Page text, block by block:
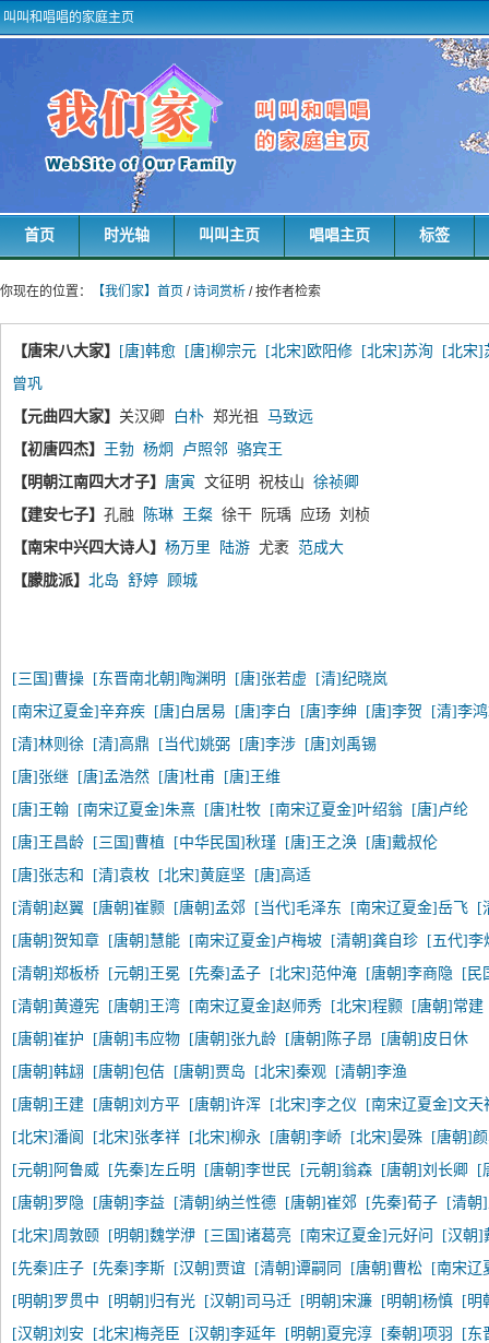
叫叫和唱唱的家庭主页
首页 时光轴 叫叫主页 唱唱主页 标签
你现在的位置： 【我们家】首页 /诗词赏析 / 按作者检索
【唐宋八大家】 [唐]韩愈 [唐]柳宗元 [北宋]欧阳修 [北宋]苏洵
[北宋]
曾巩
【元曲四大家】 关汉卿 白朴 郑光祖 马致远
【初唐四杰】
王勃 杨炯 卢照邻 骆宾王
【明朝江南四大才子】 唐寅 文征明 祝枝山 徐祯卿
【建安七子】 孔融 陈琳 王粲 徐干 阮瑀 应玚 刘桢
【南宋中兴四大诗人】 杨万里 陆游 尤袤 范成大
【朦胧派】 北岛 舒婷 顾城
[三国]曹操 [东晋南北朝]陶渊明 [唐]张若虚
[清]纪晓岚
[南宋辽夏金]辛弃疾
[唐]白居易 [唐]李白 [唐]李绅 [唐]李贺
[清]李
[清]林则徐
[清]高鼎 [当代]姚弼 [唐]李涉
[唐]刘禹锡
[唐]张继
[唐]孟浩然 [唐]杜甫
[唐]王维
[唐]王翰
[南宋辽夏金]朱熹 [唐]杜牧 [南宋辽夏金]叶绍翁
[唐]卢纶
[唐]王昌龄
[三国]曹植 [中华民国]秋瑾 [唐]王之涣
[唐]戴叔伦
[唐]张志和
[清]袁枚 [北宋]黄庭坚
[唐]高适
[清朝]赵翼
[唐朝]崔颢 [唐朝]孟郊 [当代]毛泽东 [南宋辽夏金]岳飞
[
[唐朝]贺知章
[唐朝]慧能 [南宋辽夏金]卢梅坡 [清朝]龚自珍
[五代]李
[清朝]郑板桥
[元朝]王冕 [先秦]孟子 [北宋]范仲淹 [唐朝]李商隐
[民
[清朝]黄遵宪
[唐朝]王湾 [南宋辽夏金]赵师秀 [北宋]程颢
[唐朝]常建
[唐朝]崔护
[唐朝]韦应物 [唐朝]张九龄 [唐朝]陈子昂
[唐朝]皮日休
[唐朝]韩翃
[唐朝]包佶 [唐朝]贾岛 [北宋]秦观
[清朝]李渔
[唐朝]王建
[唐朝]刘方平 [唐朝]许浑 [北宋]李之仪
[南宋辽夏金]文天
[北宋]潘阆
[北宋]张孝祥 [北宋]柳永 [唐朝]李峤 [北宋]晏殊
[唐朝]
[元朝]阿鲁威
[先秦]左丘明 [唐朝]李世民 [元朝]翁森 [唐朝]刘长卿
[
[唐朝]罗隐
[唐朝]李益 [清朝]纳兰性德 [唐朝]崔郊 [先秦]荀子
[清朝
[北宋]周敦颐
[明朝]魏学洢 [三国]诸葛亮 [南宋辽夏金]元好问
[汉朝]
[先秦]庄子
[先秦]李斯 [汉朝]贾谊 [清朝]谭嗣同 [唐朝]曹松
[南宋辽
[明朝]罗贯中
[明朝]归有光 [汉朝]司马迁 [明朝]宋濂 [明朝]杨慎
[明
[汉朝]刘安
[北宋]梅尧臣 [汉朝]李延年 [明朝]夏完淳 [秦朝]项羽
[东